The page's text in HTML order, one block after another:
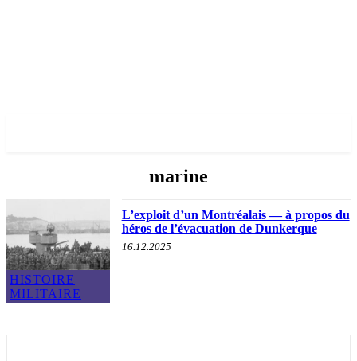
marine
HISTOIRE
MILITAIRE
L’exploit d’un Montréalais — à propos du
héros de l’évacuation de Dunkerque
16.12.2025